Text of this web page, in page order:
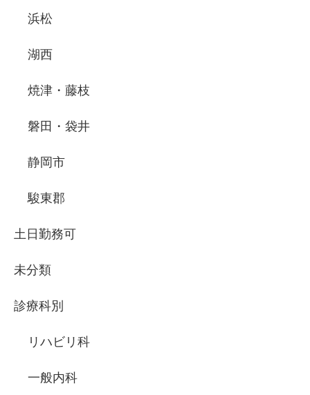
浜松
湖西
焼津・藤枝
磐田・袋井
静岡市
駿東郡
土日勤務可
未分類
診療科別
リハビリ科
一般内科